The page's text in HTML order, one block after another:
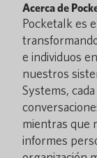
Acerca de
Pocketalk es
e individuos
nuestros
Systems,
mientras que
informes